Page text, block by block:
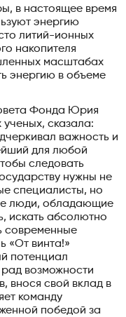
в настоящее время
энергию
литий-ионных
накопителя
масштабах
энергию в объеме
Фонда Юрия
сказала:
важность и
для любой
следовать
нужны не
специалисты, но
люди, обладающие
искать абсолютно
современные
«От винта!»
потенциал
возможности
внося свой вклад в
команду
победой за